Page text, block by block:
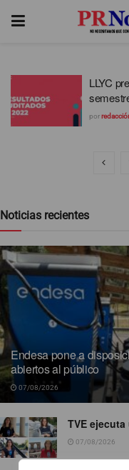
LLYC
por
Noticias recientes
Endesa pone a
abiertos al público
07/08/2026
TVE
07/08/2026